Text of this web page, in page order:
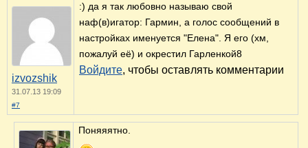
izvozshik
31.07.13 19:09
#7
:) да я так любовно называю свой
наф(в)игатор: Гармин, а голос сообщений в
настройках именуется "Елена". Я его (хм,
пожалуй её) и окрестил Гарленкой8
Войдите, чтобы оставлять комментарии
Поняяятно.